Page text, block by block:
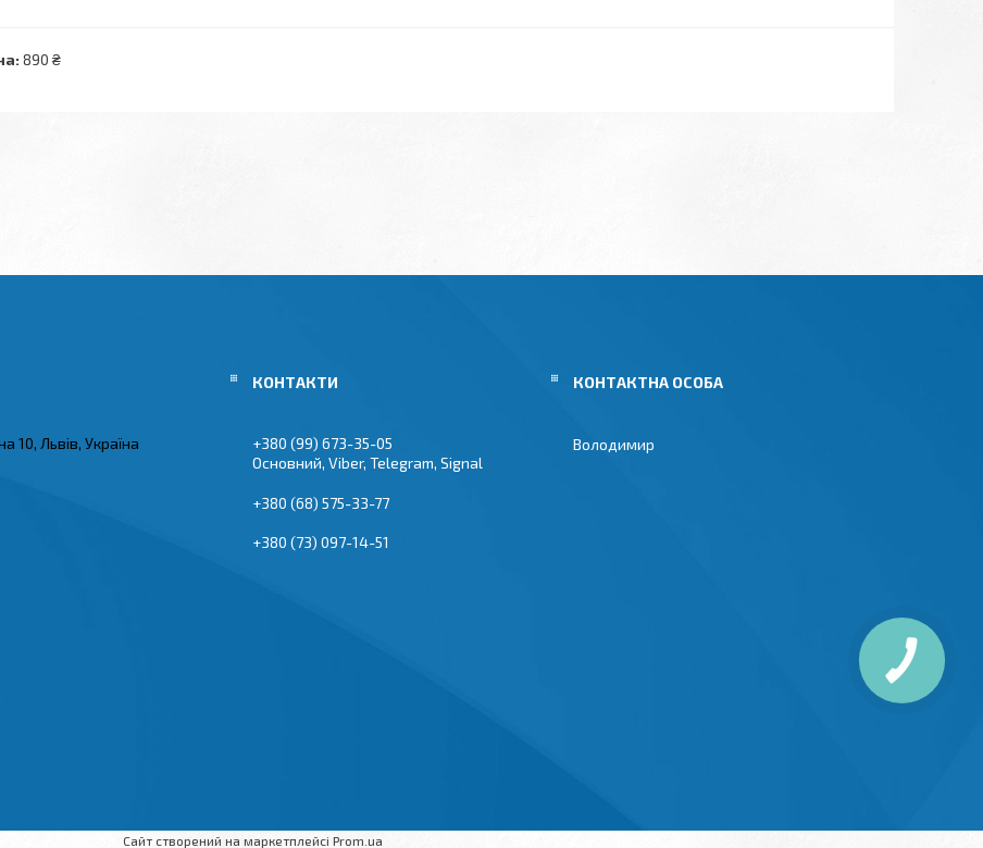
890 ₴
10, Львів, Україна
+380 (99) 673-35-05
Основний, Viber, Telegram, Signal
+380 (68) 575-33-77
+380 (73) 097-14-51
Володимир
Сайт створений на маркетплейсі Prom.ua